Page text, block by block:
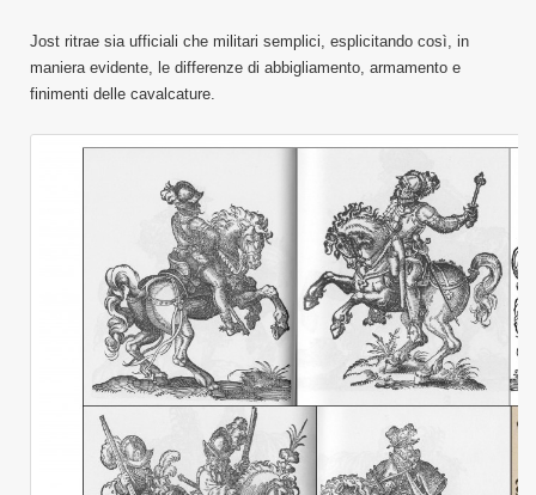
Jost ritrae sia ufficiali che militari semplici, esplicitando così, in
maniera evidente, le differenze di abbigliamento, armamento e
finimenti delle cavalcature.